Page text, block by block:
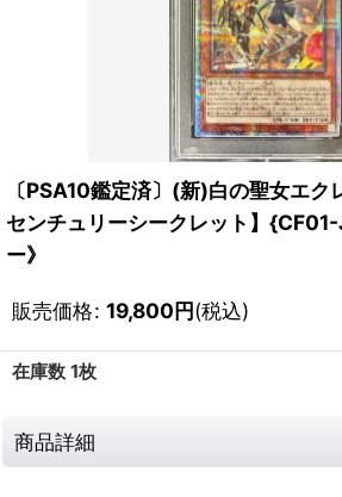
〔PSA10鑑定済〕(新)白の聖女エク
センチュリーシークレット】
ー》
販売価格: 19,800円(税込)
在庫数 1枚
商品詳細